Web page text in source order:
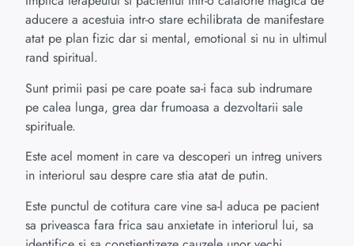
aducere a acestuia intr-o stare echilibrata de manifestare
atat pe plan fizic dar si mental, emotional si nu in ultimul
rand spiritual.
Sunt primii pasi pe care poate sa-i faca sub indrumare
pe calea lunga, grea dar frumoasa a dezvoltarii sale
spirituale.
Este acel moment in care va descoperi un intreg univers
in interiorul sau despre care stia atat de putin.
Este punctul de cotitura care vine sa-l aduca pe pacient
sa priveasca fara frica sau anxietate in interiorul lui, sa